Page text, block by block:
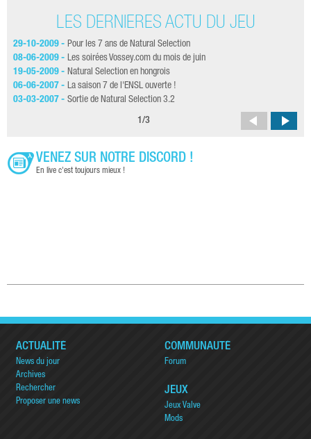
LES DERNIÈRES ACTU DU JEU
29-10-2009 - Pour les 7 ans de Natural Selection
08-06-2009 - Les soirées Vossey.com du mois de juin
19-05-2009 - Natural Selection en hongrois
06-06-2007 - La saison 7 de l'ENSL ouverte !
03-03-2007 - Sortie de Natural Selection 3.2
1/3
VENEZ SUR NOTRE DISCORD !
En live c'est toujours mieux !
ACTUALITÉ
News du jour
Archives
Rechercher
Proposer une news
COMMUNAUTÉ
Forum
JEUX
Jeux Valve
Mods